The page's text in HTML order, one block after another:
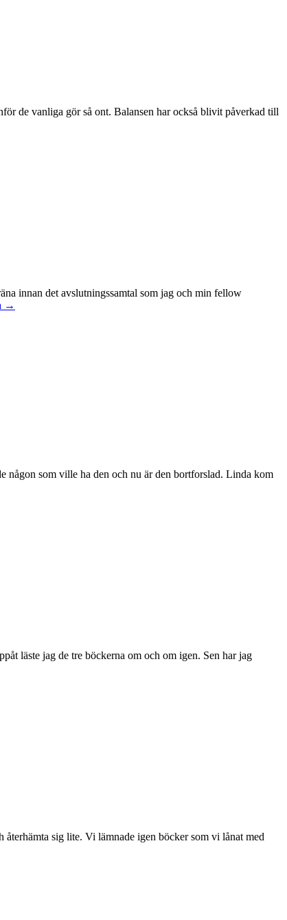
de vanliga gör så ont. Balansen har också blivit påverkad till
innan det avslutningssamtal som jag och min fellow
Att
→
någon som ville ha den och nu är den bortforslad. Linda kom
läste jag de tre böckerna om och om igen. Sen har jag
sig lite. Vi lämnade igen böcker som vi lånat med